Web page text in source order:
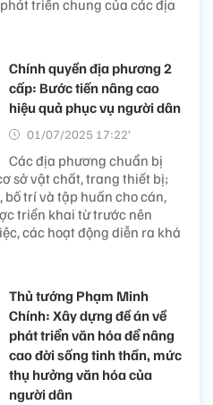
triển chung của các địa
Chính quyền địa phương 2
cấp: Bước tiến nâng cao
hiệu quả phục vụ người dân
01/07/2025 17:22’
Các địa phương chuẩn bị
sở vật chất, trang thiết bị;
trí và tập huấn cho cán,
triển khai từ trước nên
các hoạt động diễn ra khá
Thủ tướng Phạm Minh
Chính: Xây dựng đề án về
phát triển văn hóa để nâng
cao đời sống tinh thần, mức
thụ hưởng văn hóa của
người dân